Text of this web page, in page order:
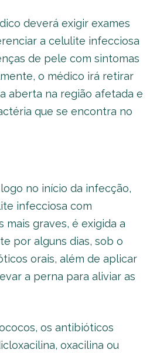
deverá exigir exames
a celulite infecciosa
de pele com sintomas
o médico irá retirar
aberta na região afetada e
que se encontra no
no início da infecção,
infecciosa com
mais graves, é exigida a
por alguns dias, sob o
orais, além de aplicar
a perna para aliviar as
os antibióticos
oxacilina ou